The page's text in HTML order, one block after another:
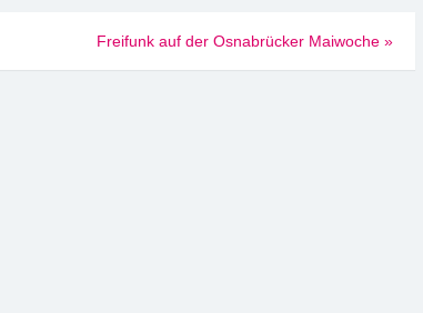
Freifunk auf der Osnabrücker Maiwoche »